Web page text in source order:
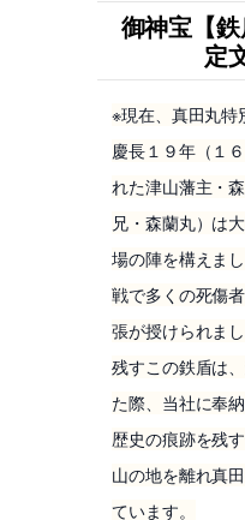
御神宝【
定
※現在、真田丸特
慶長１９年（１
れた津山藩主・
兄・森蘭丸）は
場の陣を構えま
戦で多くの死傷
張が授けられま
残すこの鉄盾は
た際、当社に奉
歴史の痕跡を残
山の地を離れ真
ています。